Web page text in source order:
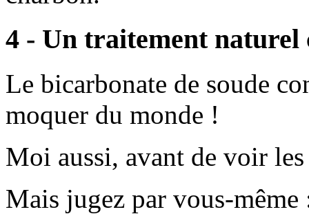
4 - Un traitement naturel
Le bicarbonate de soude
moquer du monde !
Moi aussi, avant de voir
Mais jugez par vous-même